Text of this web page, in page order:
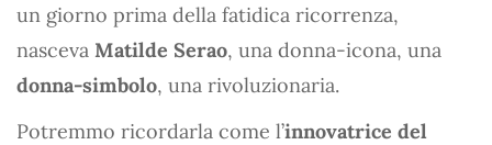
un giorno prima della fatidica ricorrenza,
nasceva Matilde Serao, una donna-icona, una
donna-simbolo, una rivoluzionaria.
Potremmo ricordarla come l’innovatrice del